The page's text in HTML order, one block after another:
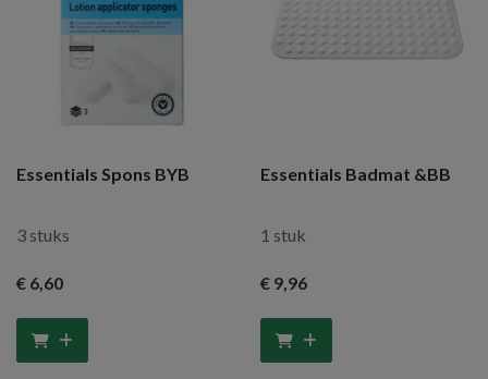
Essentials Spons BYB
3 stuks
€ 6,60
Essentials Badmat &BB
1 stuk
€ 9,96